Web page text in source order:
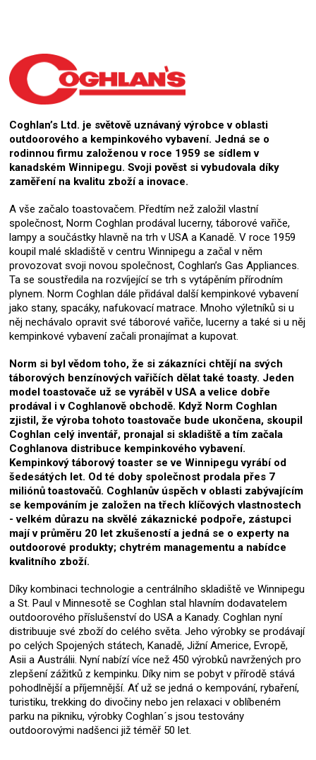
Coghlan’s Ltd. je světově uznávaný výrobce v oblasti
outdoorového a kempinkového vybavení. Jedná se o
rodinnou firmu založenou v roce 1959 se sídlem v
kanadském Winnipegu. Svoji pověst si vybudovala díky
zaměření na kvalitu zboží a inovace.
A vše začalo toastovačem. Předtím než založil vlastní
společnost, Norm Coghlan prodával lucerny, táborové vařiče,
lampy a součástky hlavně na trh v USA a Kanadě. V roce 1959
koupil malé skladiště v centru Winnipegu a začal v něm
provozovat svoji novou společnost, Coghlan’s Gas Appliances.
Ta se soustředila na rozvíjející se trh s vytápěním přírodním
plynem. Norm Coghlan dále přidával další kempinkové vybavení
jako stany, spacáky, nafukovací matrace. Mnoho výletníků si u
něj nechávalo opravit své táborové vařiče, lucerny a také si u něj
kempinkové vybavení začali pronajímat a kupovat.
Norm si byl vědom toho, že si zákazníci chtějí na svých
táborových benzínových vařičích dělat také toasty. Jeden
model toastovače už se vyráběl v USA a velice dobře
prodával i v Coghlanově obchodě. Když Norm Coghlan
zjistil, že výroba tohoto toastovače bude ukončena, skoupil
Coghlan celý inventář, pronajal si skladiště a tím začala
Coghlanova distribuce kempinkového vybavení.
Kempinkový táborový toaster se ve Winnipegu vyrábí od
šedesátých let. Od té doby společnost prodala přes 7
miliónů toastovačů. Coghlanův úspěch v oblasti zabývajícím
se kempováním je založen na třech klíčových vlastnostech
- velkém důrazu na skvělé zákaznické podpoře, zástupci
mají v průměru 20 let zkušeností a jedná se o experty na
outdoorové produkty; chytrém managementu a nabídce
kvalitního zboží.
Díky kombinaci technologie a centrálního skladiště ve Winnipegu
a St. Paul v Minnesotě se Coghlan stal hlavním dodavatelem
outdoorového příslušenství do USA a Kanady. Coghlan nyní
distribuuje své zboží do celého světa. Jeho výrobky se prodávají
po celých Spojených státech, Kanadě, Jižní Americe, Evropě,
Asii a Austrálii. Nyní nabízí více než 450 výrobků navržených pro
zlepšení zážitků z kempinku. Díky nim se pobyt v přírodě stává
pohodlnější a příjemnější. Ať už se jedná o kempování, rybaření,
turistiku, trekking do divočiny nebo jen relaxaci v oblíbeném
parku na pikniku, výrobky Coghlan´s jsou testovány
outdoorovými nadšenci již téměř 50 let.